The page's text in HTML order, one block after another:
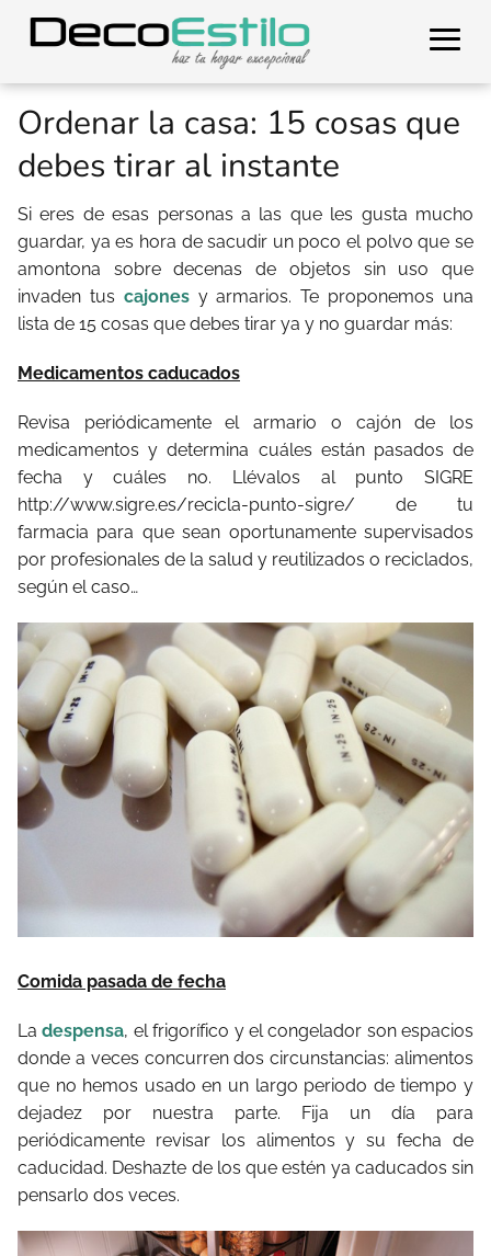
Ordenar la casa: 15 cosas que
debes tirar al instante
Si eres de esas personas a las que les gusta mucho
guardar, ya es hora de sacudir un poco el polvo que se
amontona sobre decenas de objetos sin uso que
invaden tus cajonesy armarios. Te proponemos una
lista de 15 cosas que debes tirar ya y no guardar más:
Medicamentos caducados
Revisa periódicamente el armario o cajón de los
medicamentos y determina cuáles están pasados de
fecha y cuáles no. Llévalos al punto SIGRE
http://www.sigre.es/recicla-punto-sigre/ de tu
farmacia para que sean oportunamente supervisados
por profesionales de la salud y reutilizados o reciclados,
según el caso…
Comida pasada de fecha
Ladespensa, el frigorífico y el congelador son espacios
donde a veces concurren dos circunstancias: alimentos
que no hemos usado en un largo periodo de tiempo y
dejadez por nuestra parte. Fija un día para
periódicamente revisar los alimentos y su fecha de
caducidad. Deshazte de los que estén ya caducados sin
pensarlo dos veces.